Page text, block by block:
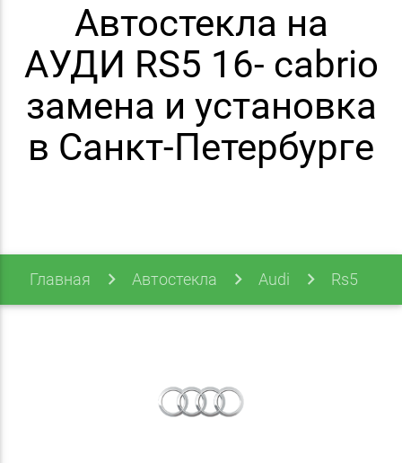
Автостекла на
АУДИ RS5 16- cabrio
замена и установка
в Санкт-Петербурге
Главная Автостекла Audi Rs5